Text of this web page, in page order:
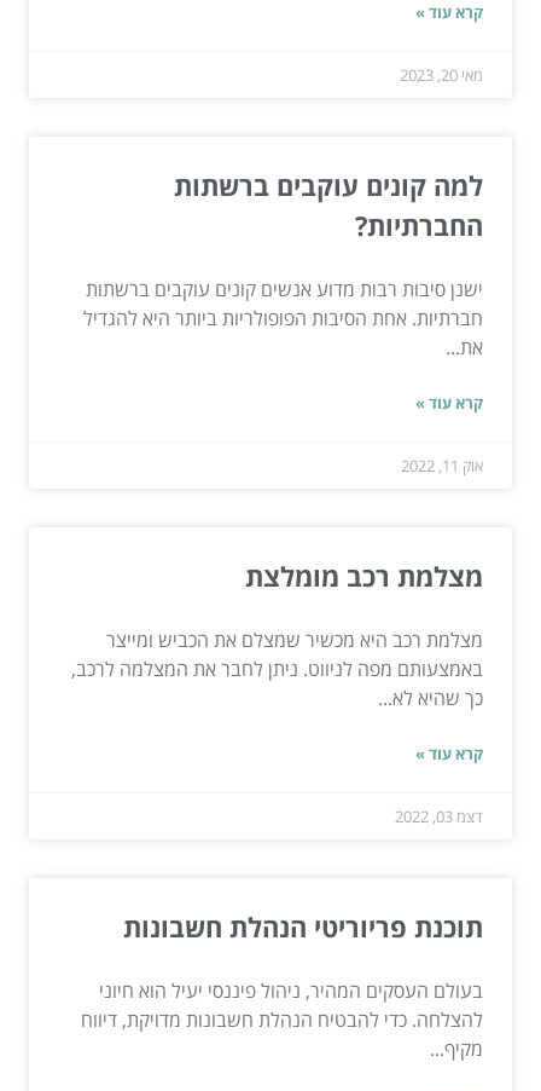
קרא עוד »
מאי 20, 2023
למה קונים עוקבים ברשתות
החברתיות?
ישנן סיבות רבות מדוע אנשים קונים עוקבים ברשתות
חברתיות. אחת הסיבות הפופולריות ביותר היא להגדיל
את...
קרא עוד »
אוק 11, 2022
מצלמת רכב מומלצת
מצלמת רכב היא מכשיר שמצלם את הכביש ומייצר
באמצעותם מפה לניווט. ניתן לחבר את המצלמה לרכב,
כך שהיא לא...
קרא עוד »
דצמ 03, 2022
תוכנת פריוריטי הנהלת חשבונות
בעולם העסקים המהיר, ניהול פיננסי יעיל הוא חיוני
להצלחה. כדי להבטיח הנהלת חשבונות מדויקת, דיווח
מקיף...